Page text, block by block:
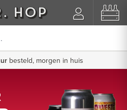
besteld, morgen in huis